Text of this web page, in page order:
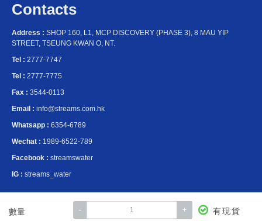
數量 - + 有現貨
Contacts
Address : SHOP 160, L1, MCP DISCOVERY (PHASE 3), 8 MAU YIP
STREET, TSEUNG KWAN O, NT.
Tel : 2777-7747
Tel : 2777-7775
Fax : 3544-0113
Email : info@streams.com.hk
Whatsapp : 6354-6789
Wechat : 1989-6522-789
Facebook : streamswater
IG : streams_water
我們嚴格把關產品製造，提供最好的品質給我們的顧客。